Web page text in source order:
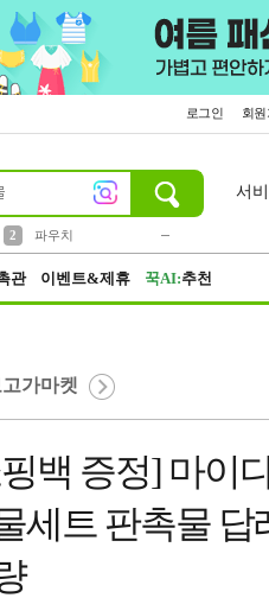
로그인 회원
2
파우치
서
관 이벤트&제휴 꾹AI:추천
고가마켓
백 증정] 마이
세트 판촉물 답